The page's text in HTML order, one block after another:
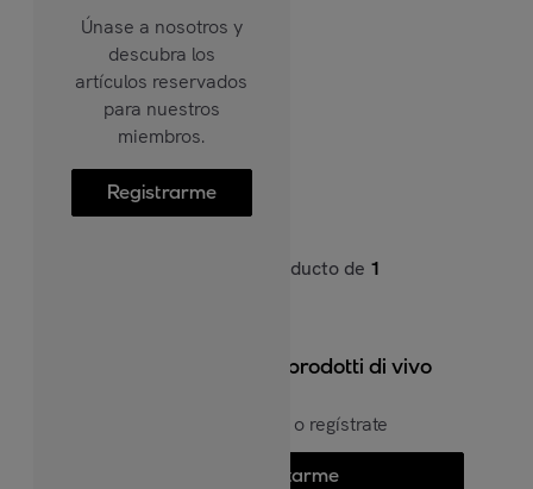
Únase a nosotros y
descubra los
artículos reservados
para nuestros
miembros.
Registrarme
producto de 1
Per vedere più prodotti di vivo
Inicia sesión o regístrate
Conectarme